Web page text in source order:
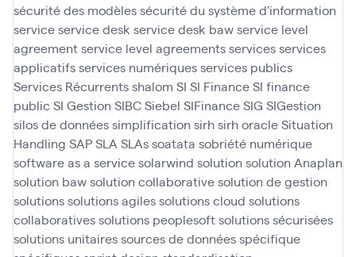
sécurité des modèlessécurité du système d'information
serviceservice desk service desk bawservice level
agreementservice level agreementsservicesservices
applicatifsservices numériquesservices publics
Services Récurrentsshalom SI SI FinanceSI finance
public SI Gestion SIBCSiebel SIFinanceSIG SIGestion
silos de donnéessimplification sirhsirh oracleSituation
Handling SAPSLA SLAssoatata sobriété numérique
software as a servicesolarwind solution solution Anaplan
solution bawsolution collaborativesolution de gestion
solutionssolutions agilessolutions cloud solutions
collaborativessolutions peoplesoftsolutions sécurisées
solutions unitairessources de donnéesspécifique